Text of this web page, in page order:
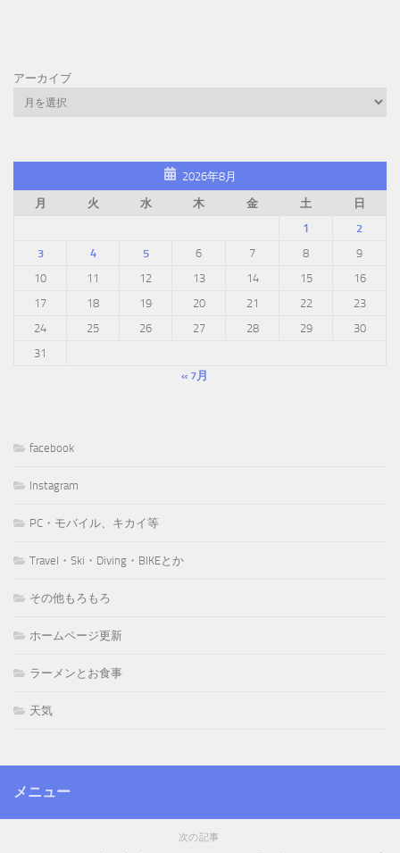
アーカイブ
2026年8月
月
火 水 木 金 土
日
1
2
3
4 5 6 7 8
9
10
11 12 13 14 15
16
17
18 19 20 21 22
23
24
25 26 27 28 29
30
31
« 7月
facebook
Instagram
PC・モバイル、キカイ等
Travel・Ski・Diving・BIKEとか
その他もろもろ
ホームページ更新
ラーメンとお食事
天気
メニュー
次の記事